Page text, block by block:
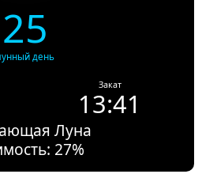
25
день
Закат
13:41
Луна
27%